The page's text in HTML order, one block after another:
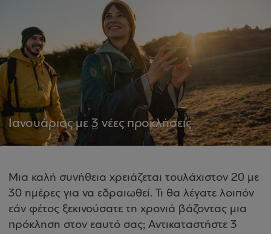
Ιανουάριος με 3 νέες προκλήσεις
Μια καλή συνήθεια χρειάζεται τουλάχιστον 20 με
30 ημέρες για να εδραιωθεί. Τι θα λέγατε λοιπόν
εάν φέτος ξεκινούσατε τη χρονιά βάζοντας μια
πρόκληση στον εαυτό σας; Αντικαταστήστε 3